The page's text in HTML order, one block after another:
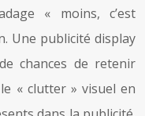
« moins, c’est
Une publicité display
chances de retenir
« clutter » visuel en